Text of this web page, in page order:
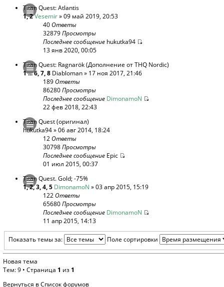
Titan Quest: Atlantis
1,2Vesemir» 09 май 2019, 20:53
40Ответы
32879Просмотры
Последнее сообщение hukutka94
13 янв 2020, 00:05
Titan Quest: Ragnarök (Дополнение от THQ Nordic)
1...6,7,8 Diabloman» 17 ноя 2017, 21:46
189Ответы
86280Просмотры
Последнее сообщение DimonamoN
22 фев 2018, 22:43
Titan Quest (оригинал)
hukutka94» 06 авг 2014, 18:24
12Ответы
30798Просмотры
Последнее сообщение Epic
01 июл 2015, 00:37
Titan Quest. Gold; -75%
1,2,3,4,5 DimonamoN » 03 апр 2015, 15:19
122Ответы
65680Просмотры
Последнее сообщение DimonamoN
11 апр 2015, 14:13
Показать темы за: Поле сортировки
Новая тема
Тем: 9 • Страница 1 из 1
Вернуться в Список форумов